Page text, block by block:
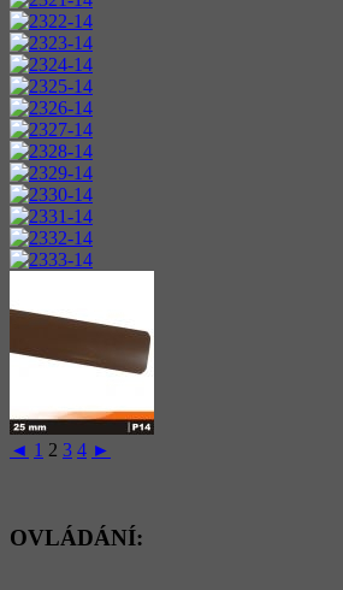
◄ 1 2 3 4 ►
OVLÁDÁNÍ: